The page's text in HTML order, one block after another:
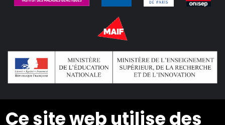
Ce site web utilise des
2024 © Copyright INSEI. Tous droits réservés